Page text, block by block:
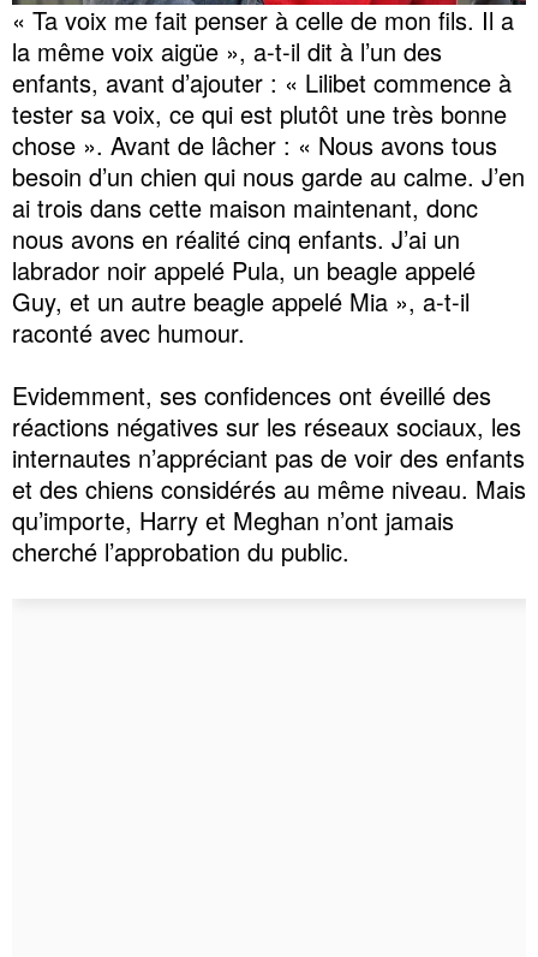
« Ta voix me fait penser à celle de mon fils. Il a
la même voix aigüe », a-t-il dit à l’un des
enfants, avant d’ajouter : « Lilibet commence à
tester sa voix, ce qui est plutôt une très bonne
chose ». Avant de lâcher : « Nous avons tous
besoin d’un chien qui nous garde au calme. J’en
ai trois dans cette maison maintenant, donc
nous avons en réalité cinq enfants. J’ai un
labrador noir appelé Pula, un beagle appelé
Guy, et un autre beagle appelé Mia », a-t-il
raconté avec humour.
Evidemment, ses confidences ont éveillé des
réactions négatives sur les réseaux sociaux, les
internautes n’appréciant pas de voir des enfants
et des chiens considérés au même niveau. Mais
qu’importe, Harry et Meghan n’ont jamais
cherché l’approbation du public.